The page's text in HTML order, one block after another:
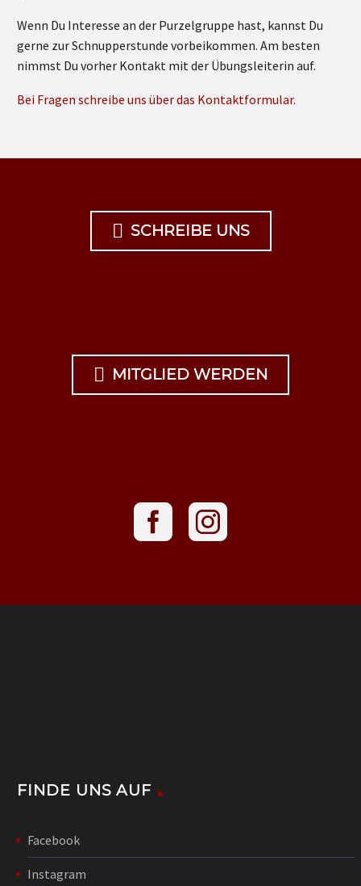
Wenn Du Interesse an der Purzelgruppe hast, kannst Du
gerne zur Schnupperstunde vorbeikommen. Am besten
nimmst Du vorher Kontakt mit der Übungsleiterin auf.
Bei Fragen schreibe uns über das Kontaktformular.
 SCHREIBE UNS
 MITGLIED WERDEN
FINDE UNS AUF
Facebook
Instagram